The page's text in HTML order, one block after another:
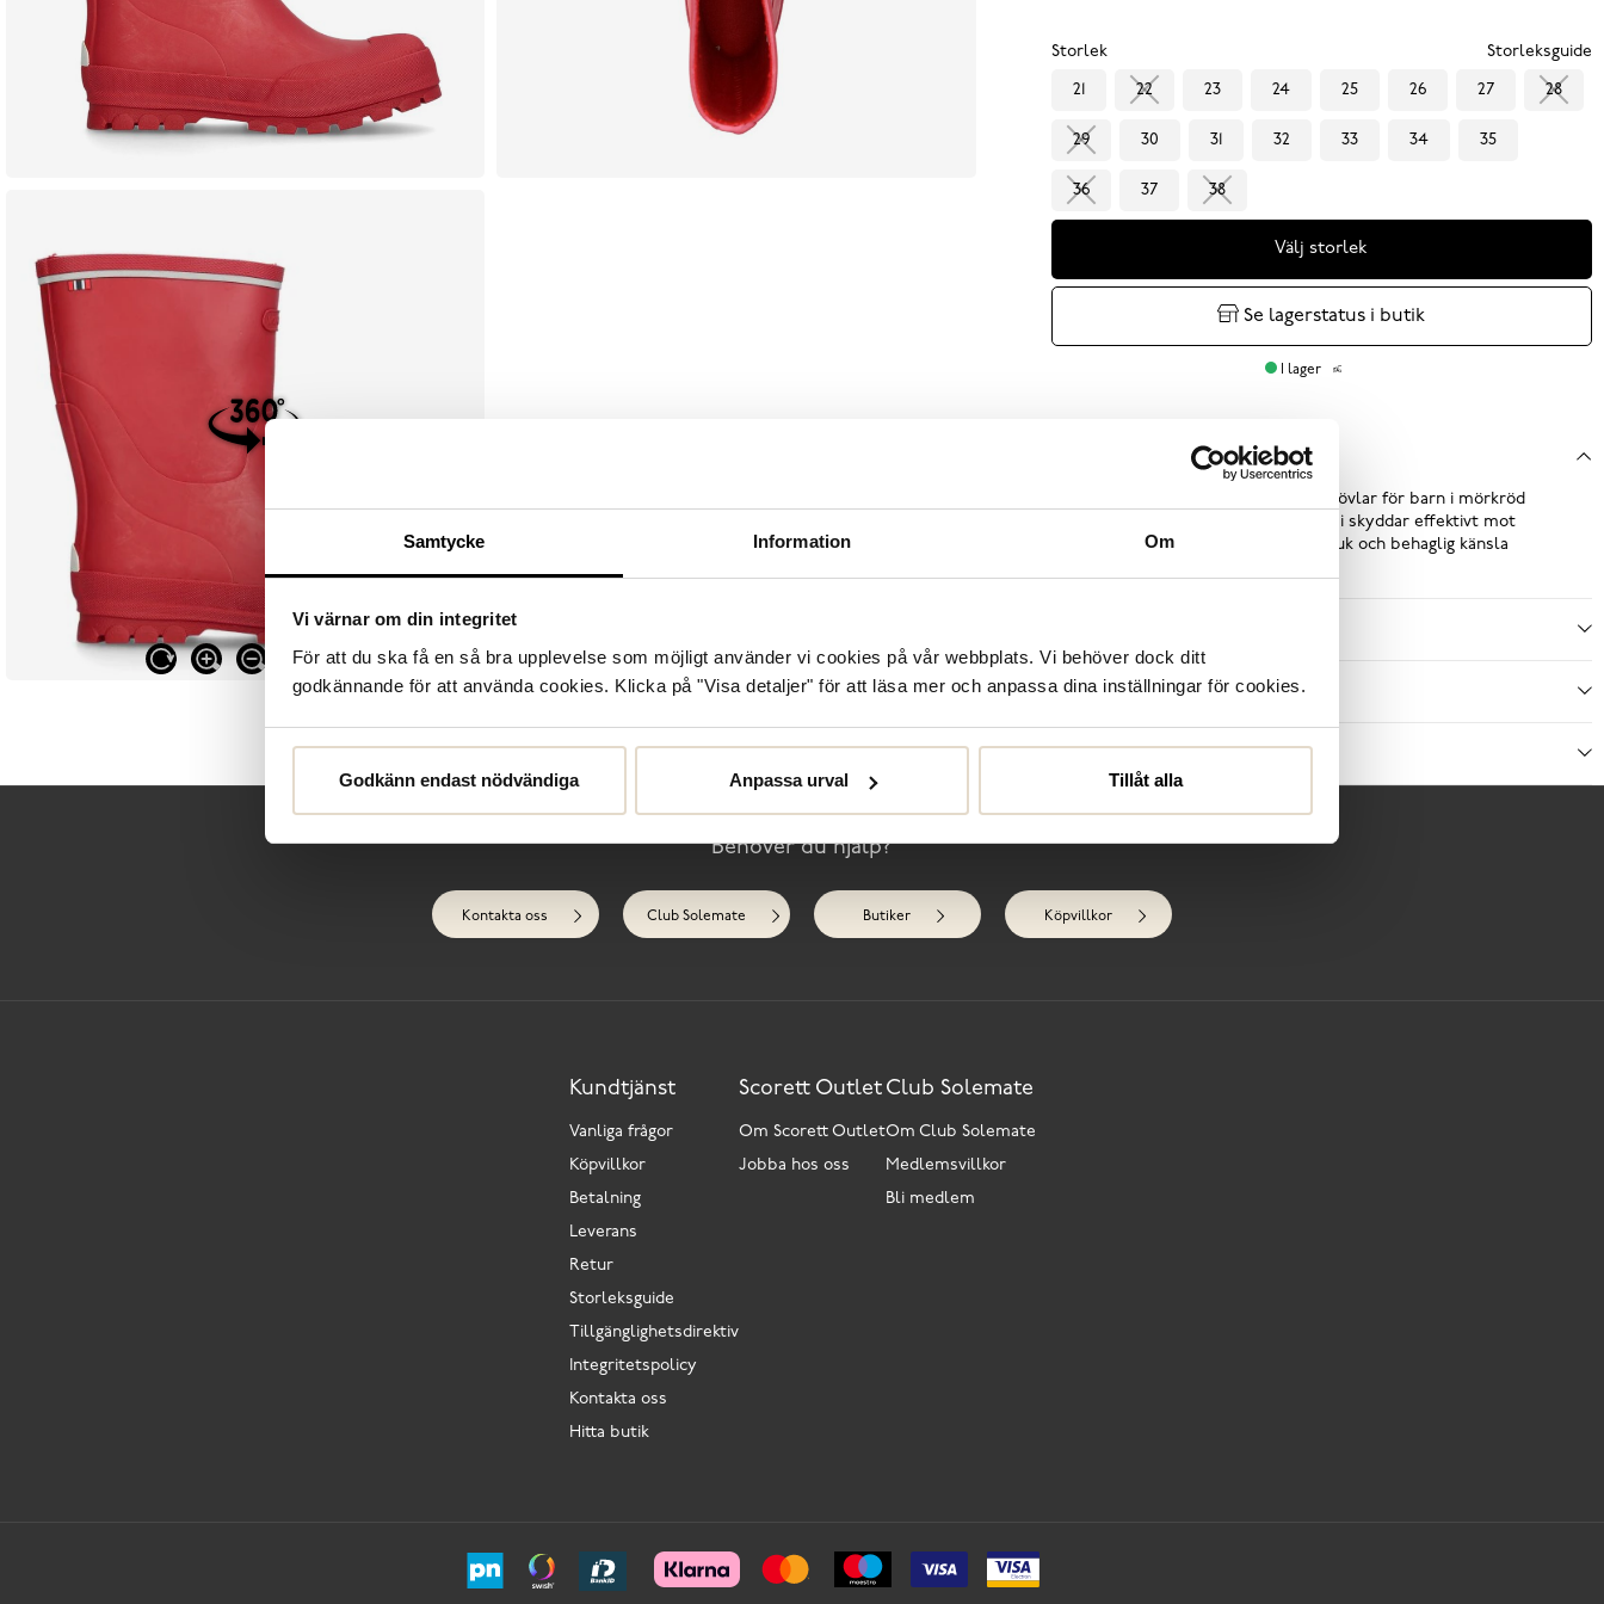
Samtycke Information Om
Vi värnar om din integritet
För att du ska få en så bra upplevelse som möjligt använder vi cookies på vår webbplats. Vi behöver dock ditt
godkännande för att använda cookies. Klicka på "Visa detaljer" för att läsa mer och anpassa dina inställningar för cookies.
Godkänn endast nödvändiga Anpassa urval Tillåt alla
Storlek Storleksguide
21 22 23 24 25 26 27 28
29 30 31 32 33 34 35
36 37 38
Välj storlek
Se lagerstatus i butik
I lager
Produktbeskrivning
Jolly från Viking är klassiska gummistövlar för barn i mörkröd
nyans. Ovandel och yttersula i gummi skyddar effektivt mot
väta, medan insidan i textil ger en mjuk och behaglig känsla
Skötselråd
Recensioner
Behöver du hjälp?
Kontakta oss Club Solemate Butiker Köpvillkor
Kundtjänst
Vanliga frågor
Köpvillkor
Betalning
Leverans
Retur
Storleksguide
Tillgänglighetsdirektiv
Integritetspolicy
Kontakta oss
Hitta butik
Scorett Outlet
Om Scorett Outlet
Jobba hos oss
Club Solemate
Om Club Solemate
Medlemsvillkor
Bli medlem